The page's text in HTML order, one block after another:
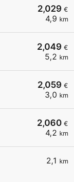
2,029 €
4,9 km
2,049 €
5,2 km
2,059 €
3,0 km
2,060 €
4,2 km
2,1 km